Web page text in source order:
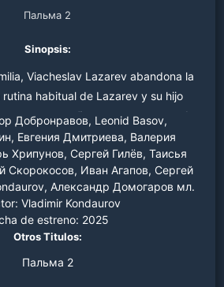
Пальма 2
Sinopsis:
Viacheslav Lazarev abandona la
habitual de Lazarev y su hijo
por un pequeño osezno, acurrucado
de los aviones. El pequeño Mansur,
cazadores furtivos, se encariña
con Lazarev.
Добронравов, Leonid Basov,
Евгения Дмитриева, Валерия
Хрипунов, Сергей Гилёв, Таисья
Скорокосов, Иван Агапов, Сергей
Александр Домогаров мл.
Vladimir Kondaurov
de estreno: 2025
Otros Titulos:
Пальма 2